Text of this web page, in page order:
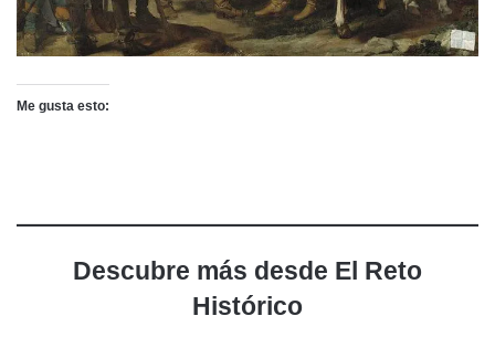
Me gusta esto:
Descubre más desde El Reto
Histórico